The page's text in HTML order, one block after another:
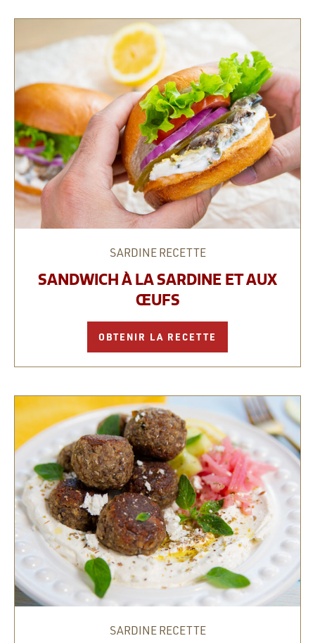
SARDINERECETTE
SANDWICH À LA SARDINE ET AUX
ŒUFS
OBTENIR LA RECETTE
SARDINERECETTE